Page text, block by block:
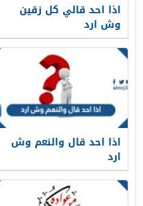
اذا احد قالي كل زقين
وش ارد
اذا احد قال والنعم وش
ارد